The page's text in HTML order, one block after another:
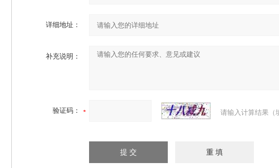
详细地址：
补充说明：
验证码： 请输入计算结果（